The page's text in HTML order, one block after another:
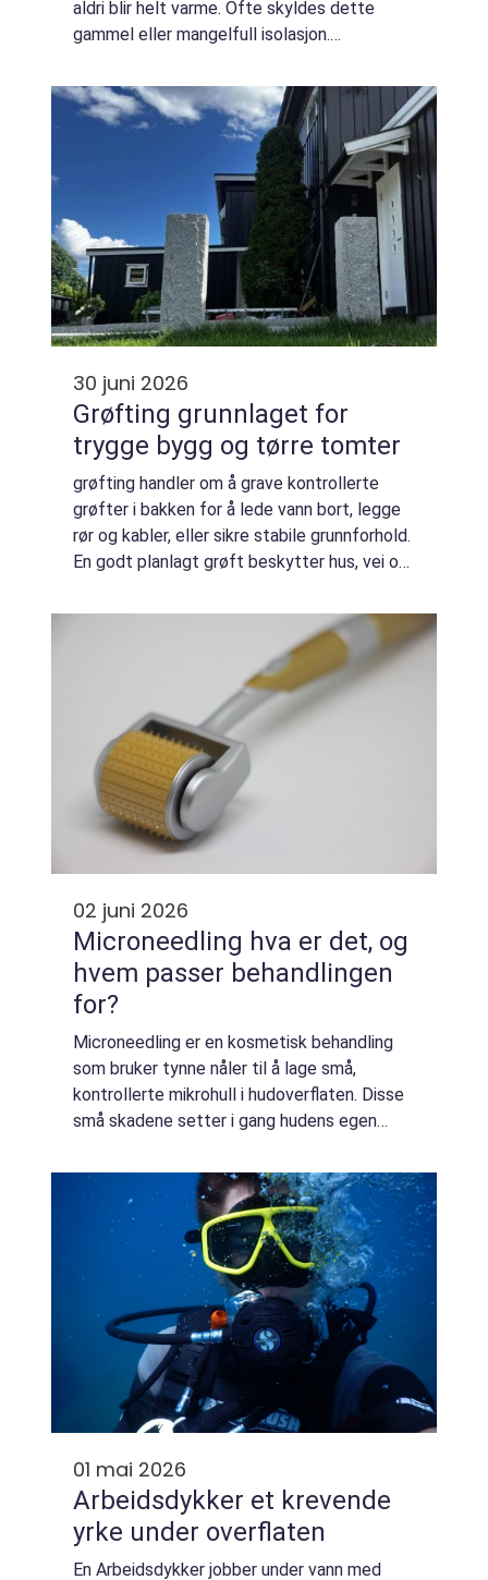
aldri blir helt varme. Ofte skyldes dette
gammel eller mangelfull isolasjon.
bedre komfort, lavere energiforbruk og
lengre ...
30 juni 2026
Grøfting grunnlaget for
trygge bygg og tørre tomter
grøfting handler om å grave kontrollerte
grøfter i bakken for å lede vann bort, legge
rør og kabler, eller sikre stabile grunnforhold.
En godt planlagt grøft beskytter hus, vei og
setningsskader. Mange tenker ikke over...
02 juni 2026
Microneedling hva er det, og
hvem passer behandlingen
for?
Microneedling er en kosmetisk behandling
som bruker tynne nåler til å lage små,
kontrollerte mikrohull i hudoverflaten. Disse
små skadene setter i gang hudens egen
produksjonen av kollagen og elastin.
Resultatet bli...
01 mai 2026
Arbeidsdykker et krevende
yrke under overflaten
En Arbeidsdykker jobber under vann med